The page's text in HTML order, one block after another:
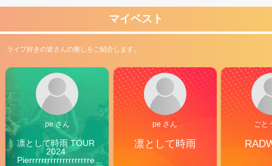
マイベスト
ライブ好きの皆さんの推しをご紹介します。
pe さん
凛として時雨 TOUR
2024
Pierrrrrrrrrrrrrrrrrrrre
pe さん
凛として時雨
ごと